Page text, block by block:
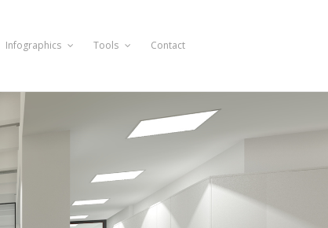
Infographics Tools Contact